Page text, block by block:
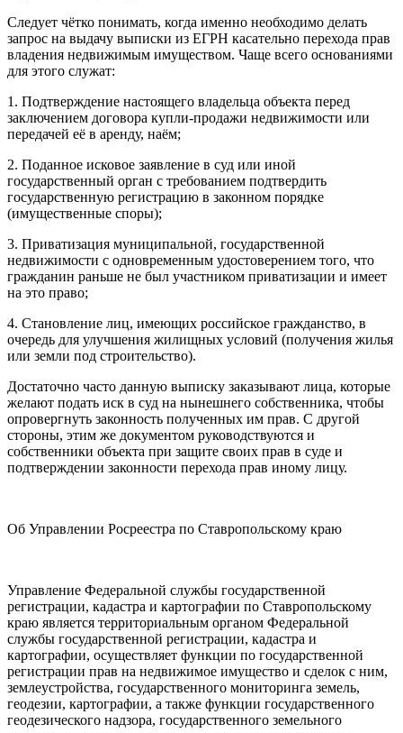
Следует чётко понимать, когда именно необходимо делать
запрос на выдачу выписки из ЕГРН касательно перехода прав
владения недвижимым имуществом. Чаще всего основаниями
для этого служат:
1. Подтверждение настоящего владельца объекта перед
заключением договора купли-продажи недвижимости или
передачей её в аренду, наём;
2. Поданное исковое заявление в суд или иной
государственный орган с требованием подтвердить
государственную регистрацию в законном порядке
(имущественные споры);
3. Приватизация муниципальной, государственной
недвижимости с одновременным удостоверением того, что
гражданин раньше не был участником приватизации и имеет
на это право;
4. Становление лиц, имеющих российское гражданство, в
очередь для улучшения жилищных условий (получения жилья
или земли под строительство).
Достаточно часто данную выписку заказывают лица, которые
желают подать иск в суд на нынешнего собственника, чтобы
опровергнуть законность полученных им прав. С другой
стороны, этим же документом руководствуются и
собственники объекта при защите своих прав в суде и
подтверждении законности перехода прав иному лицу.
Об Управлении Росреестра по Ставропольскому краю
Управление Федеральной службы государственной
регистрации, кадастра и картографии по Ставропольскому
краю является территориальным органом Федеральной
службы государственной регистрации, кадастра и
картографии, осуществляет функции по государственной
регистрации прав на недвижимое имущество и сделок с ним,
землеустройства, государственного мониторинга земель,
геодезии, картографии, а также функции государственного
геодезического надзора, государственного земельного